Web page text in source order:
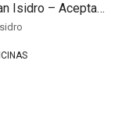
Oficina en venta en Lomas de San Isidro – Acepta inmueble de menor valor